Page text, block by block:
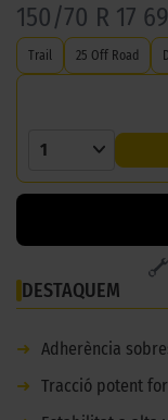
150/70 R 17
Trail 25 Off Road
1
DESTAQUEM
➜
Adherència
➜ Tracció potent